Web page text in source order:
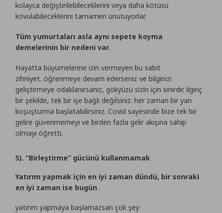
kolayca değiştirilebileceklerini veya daha kötüsü
kovulabileceklerini tamamen unutuyorlar.
Tüm yumurtaları asla aynı sepete koyma
demelerinin bir nedeni var.
Hayatta büyümelerine izin vermeyen bu sabit
zihniyet. öğrenmeye devam ederseniz ve bilginizi
geliştirmeye odaklanırsanız, gökyüzü sizin için sınırdır. ilginç
bir şekilde, tek bir işe bağlı değilsiniz. her zaman bir yan
koşuşturma başlatabilirsiniz. Covid sayesinde bize tek bir
gelire güvenmemeyi ve birden fazla gelir akışına sahip
olmayı öğretti.
5). “Birleştirme” gücünü kullanmamak
Yatırım yapmak için en iyi zaman dündü, bir sonraki
en iyi zaman ise bugün .
yatırım yapmaya başlamazsan çok şey